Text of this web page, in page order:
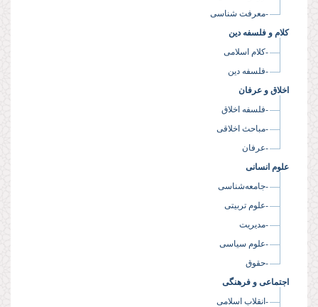
-معرفت شناسی
کلام و فلسفه دین
-کلام اسلامی
-فلسفه دین
اخلاق و عرفان
-فلسفه اخلاق
-مباحث اخلاقی
-عرفان
علوم انسانی
-جامعه‌شناسی
-علوم تربیتی
-مدیریت
-علوم سیاسی
-حقوق
اجتماعی و فرهنگی
-انقلاب اسلامی